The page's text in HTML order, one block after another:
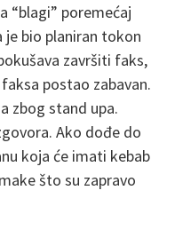
“blagi” poremećaj
je bio planiran tokon
završiti faks,
postao zabavan.
zbog stand upa.
Ako dođe do
koja će imati kebab
što su zapravo